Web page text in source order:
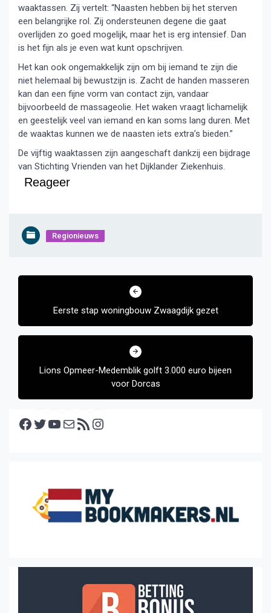
waaktassen. Zij vertelt: “Naasten hebben bij het sterven
een belangrijke rol. Zij ondersteunen degene die gaat
overlijden zo goed mogelijk, maar het is erg intensief. Dan
is het fijn als je even wat kunt opschrijven.
Het kan ook ongemakkelijk zijn om bij iemand te zijn die
niet helemaal bij bewustzijn is. Zacht de handen masseren
kan dan een fijne vorm van contact zijn, vandaar
bijvoorbeeld de massageolie. Het waken vraagt lichamelijk
en geestelijk veel van iemand en kan soms lang duren. Met
de waaktas kunnen we de naasten iets extra’s bieden.”
De vijftig waaktassen zijn aangeschaft dankzij een bijdrage
van Stichting Vrienden van het Dijklander Ziekenhuis.
Reageer
Regionieuws
Bericht
Eerste stap woningbouw Zwaagdijk gezet
Lions Opmeer-Medemblik golft 3.000 euro bijeen
voor Dorcas
Facebook Twitter YouTube E-mail RSS feed